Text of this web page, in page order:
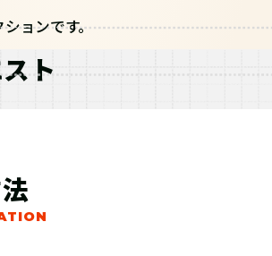
ョンです。
ト